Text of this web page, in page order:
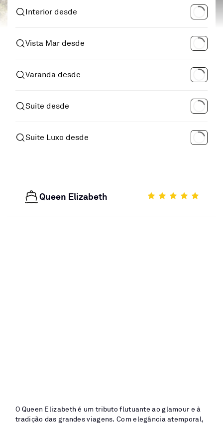
Interior desde
Vista Mar desde
Varanda desde
Suite desde
Suite Luxo desde
Queen Elizabeth
O Queen Elizabeth é um tributo flutuante ao glamour e à
tradição das grandes viagens. Com elegância atemporal,